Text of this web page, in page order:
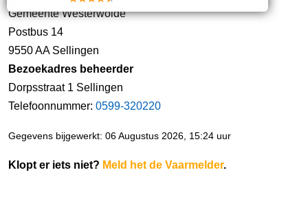
Gemeente Westerwolde
Postbus 14
9550 AA Sellingen
Bezoekadres beheerder
Dorpsstraat 1 Sellingen
Telefoonnummer: 0599-320220
Gegevens bijgewerkt: 06 Augustus 2026, 15:24 uur
Klopt er iets niet? Meld het de Vaarmelder.